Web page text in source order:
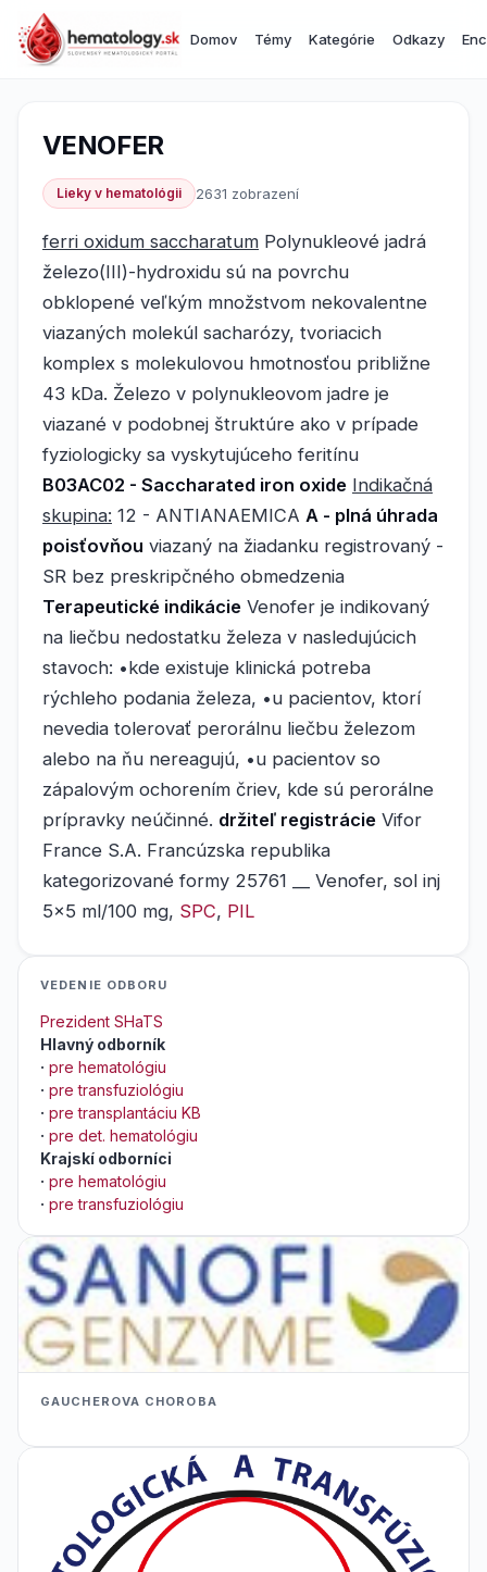
Domov Témy Kategórie Odkazy
VENOFER
Lieky v hematológii 2631 zobrazení
ferri oxidum saccharatum Polynukleové jadrá
železo(III)-hydroxidu sú na povrchu
obklopené veľkým množstvom nekovalentne
viazaných molekúl sacharózy, tvoriacich
komplex s molekulovou hmotnosťou približne
43 kDa. Železo v polynukleovom jadre je
viazané v podobnej štruktúre ako v prípade
fyziologicky sa vyskytujúceho feritínu
B03AC02 - Saccharated iron oxide Indikačná
skupina: 12 - ANTIANAEMICA A - plná úhrada
poisťovňou viazaný na žiadanku registrovaný -
SR bez preskripčného obmedzenia
Terapeutické indikácie Venofer je indikovaný
na liečbu nedostatku železa v nasledujúcich
stavoch: •kde existuje klinická potreba
rýchleho podania železa, •u pacientov, ktorí
nevedia tolerovať perorálnu liečbu železom
alebo na ňu nereagujú, •u pacientov so
zápalovým ochorením čriev, kde sú perorálne
prípravky neúčinné. držiteľ registrácie Vifor
France S.A. Francúzska republika
kategorizované formy 25761 __ Venofer, sol inj
5x5 ml/100 mg, SPC, PIL
VEDENIE ODBORU
Prezident SHaTS
Hlavný odborník
· pre hematológiu
· pre transfuziológiu
· pre transplantáciu KB
· pre det. hematológiu
Krajskí odborníci
· pre hematológiu
· pre transfuziológiu
GAUCHEROVA CHOROBA